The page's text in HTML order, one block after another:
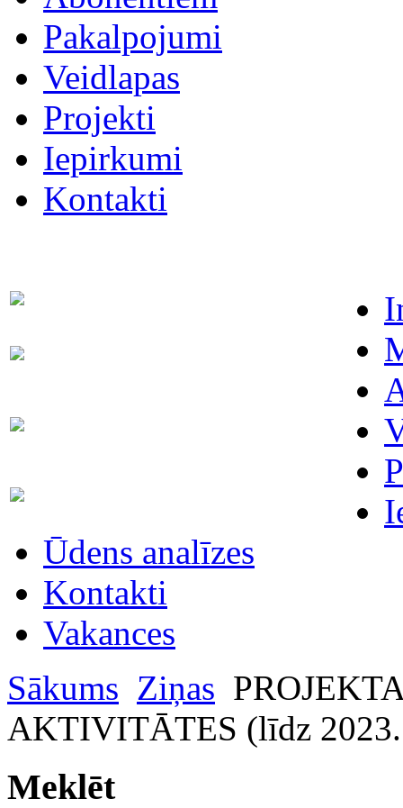
Pakalpojumi
Veidlapas
Projekti
Iepirkumi
Kontakti
63021091
63022886
63007698
Ūdens analīzes
Kontakti
Vakances
Sākums Ziņas
AKTIVITĀTES (līdz
Meklēt